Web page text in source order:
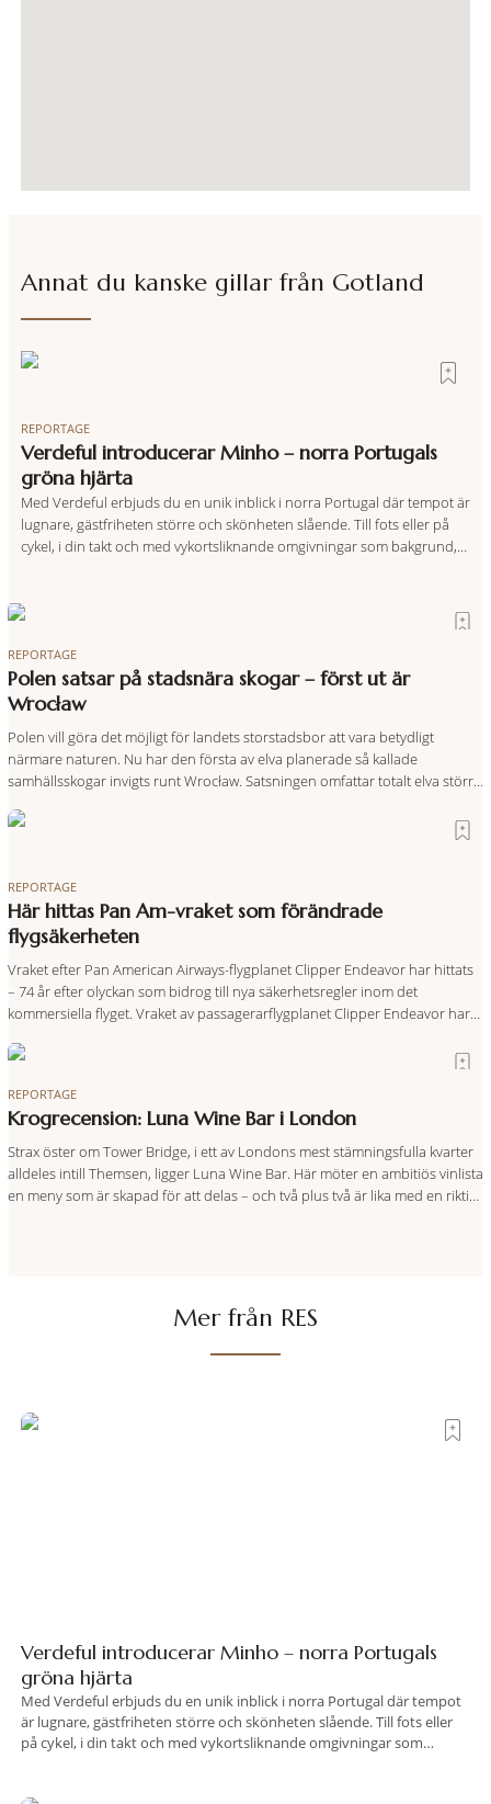
Annat du kanske gillar från Gotland
REPORTAGE
Verdeful introducerar Minho – norra Portugals
gröna hjärta
Med Verdeful erbjuds du en unik inblick i norra Portugal där tempot är
lugnare, gästfriheten större och skönheten slående. Till fots eller på
cykel, i din takt och med vykortsliknande omgivningar som bakgrund,
det
REPORTAGE
Polen satsar på stadsnära skogar – först ut är
Wrocław
Polen vill göra det möjligt för landets storstadsbor att vara betydligt
närmare naturen. Nu har den första av elva planerade så kallade
samhällsskogar invigts runt Wrocław. Satsningen omfattar totalt elva större
direkt anslutning till urbana miljöer. Tanken är att fler människor ska kunna
REPORTAGE
Här hittas Pan Am-vraket som förändrade
flygsäkerheten
Vraket efter Pan American Airways-flygplanet Clipper Endeavor har hittats
– 74 år efter olyckan som bidrog till nya säkerhetsregler inom det
kommersiella flyget. Vraket av passagerarflygplanet Clipper Endeavor har
Puerto Rico. BBC skriver att flygplanet lokaliserades den 2 juni i år med
REPORTAGE
Krogrecension: Luna Wine Bar i London
Strax öster om Tower Bridge, i ett av Londons mest stämningsfulla kvarter
alldeles intill Themsen, ligger Luna Wine Bar. Här möter en ambitiös vinlista
en meny som är skapad för att delas – och två plus två är lika med en riktigt
Mer från RES
Verdeful introducerar Minho – norra Portugals
gröna hjärta
Med Verdeful erbjuds du en unik inblick i norra Portugal där tempot
är lugnare, gästfriheten större och skönheten slående. Till fots eller
på cykel, i din takt och med vykortsliknande omgivningar som